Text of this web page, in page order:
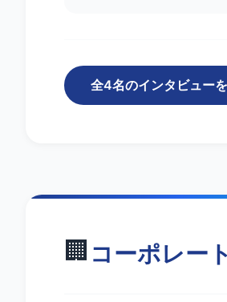
全4名のインタビュー
🏢 コーポレー